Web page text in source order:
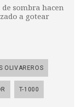
sombra hacen
a gotear
OLIVAREROS
T-1000